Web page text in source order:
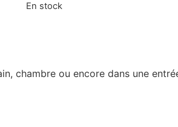
En stock
chambre ou encore dans une